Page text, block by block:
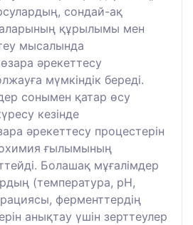
сондай-ақ
құрылымы мен
мысалында
әрекеттесу
мүмкіндік береді.
сонымен қатар өсу
кезінде
әрекеттесу процестерін
ғылымының
Болашақ мұғалімдер
(температура, рН,
ферменттердің
анықтау үшін зерттеулер